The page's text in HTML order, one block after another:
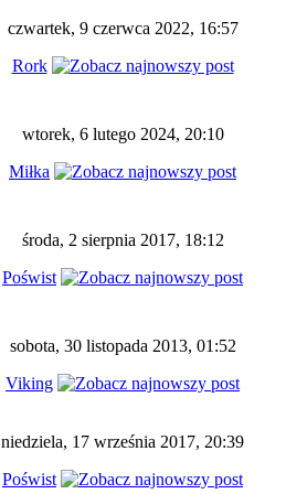
czwartek, 9 czerwca 2022, 16:57
Rork
wtorek, 6 lutego 2024, 20:10
Miłka
środa, 2 sierpnia 2017, 18:12
Poświst
sobota, 30 listopada 2013, 01:52
Viking
niedziela, 17 września 2017, 20:39
Poświst